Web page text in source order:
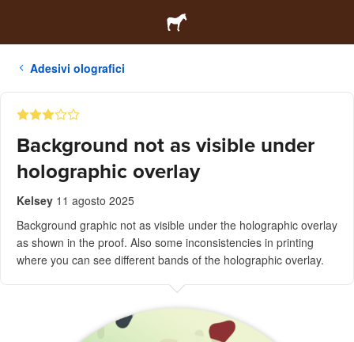
Adesivi olografici
Background not as visible under
holographic overlay
Kelsey 11 agosto 2025
Background graphic not as visible under the holographic overlay
as shown in the proof. Also some inconsistencies in printing
where you can see different bands of the holographic overlay.